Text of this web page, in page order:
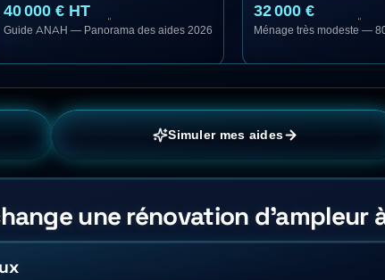
40 000 € HT
Guide ANAH — Panorama des aides 2026
32 000 €
Ménage très modeste —
Simuler mes aides
une rénovation d'ampleur